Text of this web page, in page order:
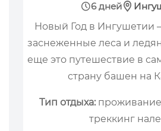
6 дней
Новый Год в Ингушетии
заснеженные леса и
еще это путешествие в
страну башен на
Тип отдыха:
треккинг